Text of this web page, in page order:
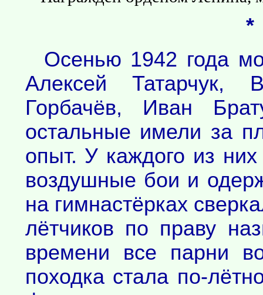
Осенью 1942 года
Алексей Татарчук,
Горбачёв, Иван
остальные имели за
опыт. У каждого из
воздушные бои и
на гимнастёрках
лётчиков по праву
времени все парни
походка стала по-